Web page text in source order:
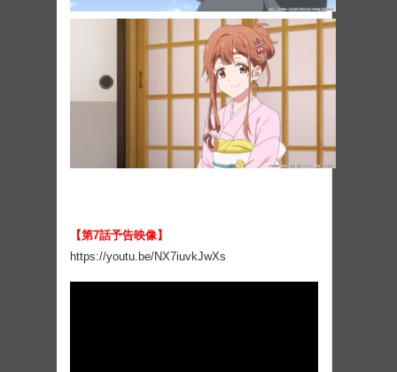
【第7話予告映像】
https://youtu.be/NX7iuvkJwXs